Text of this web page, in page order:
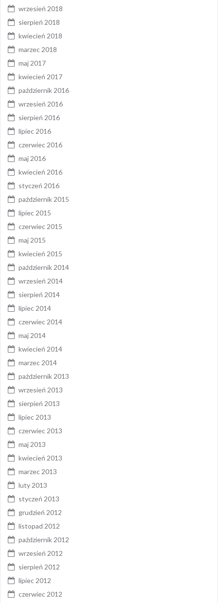
wrzesień 2018
sierpień 2018
kwiecień 2018
marzec 2018
maj 2017
kwiecień 2017
październik 2016
wrzesień 2016
sierpień 2016
lipiec 2016
czerwiec 2016
maj 2016
kwiecień 2016
styczeń 2016
październik 2015
lipiec 2015
czerwiec 2015
maj 2015
kwiecień 2015
październik 2014
wrzesień 2014
sierpień 2014
lipiec 2014
czerwiec 2014
maj 2014
kwiecień 2014
marzec 2014
październik 2013
wrzesień 2013
sierpień 2013
lipiec 2013
czerwiec 2013
maj 2013
kwiecień 2013
marzec 2013
luty 2013
styczeń 2013
grudzień 2012
listopad 2012
październik 2012
wrzesień 2012
sierpień 2012
lipiec 2012
czerwiec 2012